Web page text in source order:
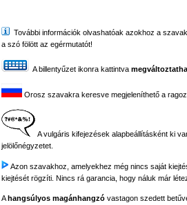
További információk olvashatóak azokhoz a
a szó fölött az egérmutatót!
A billentyűzet ikonra kattintva
Orosz szavakra keresve megjeleníthető a
A vulgáris kifejezések alapbeállításként ki
jelölőnégyzetet.
Azon szavakhoz, amelyekhez még nincs saját
kiejtését rögzíti. Nincs rá garancia, hogy náluk már
Ahangsúlyos magánhangzó vastagon szedett